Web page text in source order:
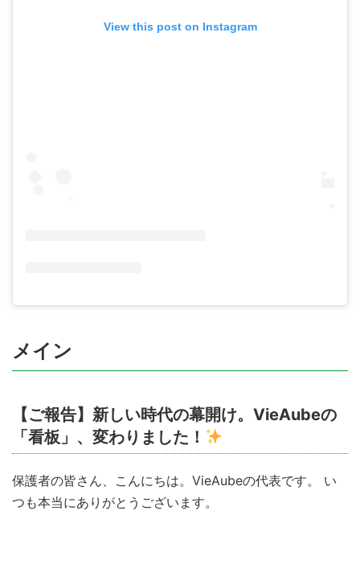
View this post on Instagram
メイン
【ご報告】新しい時代の幕開け。VieAubeの
「看板」、変わりました！
保護者の皆さん、こんにちは。VieAubeの代表です。 い
つも本当にありがとうございます。